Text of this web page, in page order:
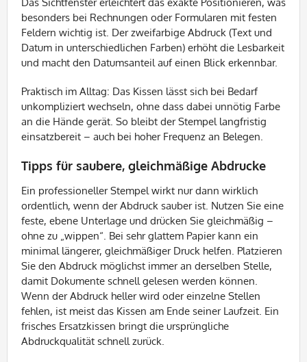
besonders bei Rechnungen oder Formularen mit festen
Feldern wichtig ist. Der zweifarbige Abdruck (Text und
Datum in unterschiedlichen Farben) erhöht die Lesbarkeit
und macht den Datumsanteil auf einen Blick erkennbar.
Praktisch im Alltag: Das Kissen lässt sich bei Bedarf
unkompliziert wechseln, ohne dass dabei unnötig Farbe
an die Hände gerät. So bleibt der Stempel langfristig
einsatzbereit – auch bei hoher Frequenz an Belegen.
Tipps für saubere, gleichmäßige Abdrucke
Ein professioneller Stempel wirkt nur dann wirklich
ordentlich, wenn der Abdruck sauber ist. Nutzen Sie eine
feste, ebene Unterlage und drücken Sie gleichmäßig –
ohne zu „wippen“. Bei sehr glattem Papier kann ein
minimal längerer, gleichmäßiger Druck helfen. Platzieren
Sie den Abdruck möglichst immer an derselben Stelle,
damit Dokumente schnell gelesen werden können.
Wenn der Abdruck heller wird oder einzelne Stellen
fehlen, ist meist das Kissen am Ende seiner Laufzeit. Ein
frisches Ersatzkissen bringt die ursprüngliche
Abdruckqualität schnell zurück.